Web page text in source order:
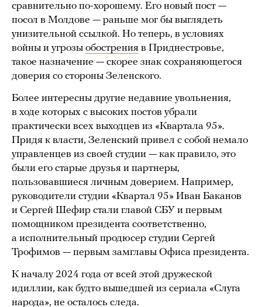
сравнительно по-хорошему. Его новый пост —
посол в Молдове — раньше мог бы выглядеть
унизительной ссылкой. Но теперь, в условиях
войны и угрозы обострения в Приднестровье,
такое назначение — скорее знак сохраняющегося
доверия со стороны Зеленского.
Более интересны другие недавние увольнения,
в ходе которых с высоких постов убрали
практически всех выходцев из «Квартала 95».
Придя к власти, Зеленский привел с собой немало
управленцев из своей студии — как правило, это
были его старые друзья и партнеры,
пользовавшиеся личным доверием. Например,
руководители студии «Квартал 95» Иван Баканов
и Сергей Шефир стали главой СБУ и первым
помощником президента соответственно,
а исполнительный продюсер студии Сергей
Трофимов — первым замглавы Офиса президента.
К началу 2024 года от всей этой дружеской
идиллии, как будто вышедшей из сериала «Слуга
народа», не осталось следа.